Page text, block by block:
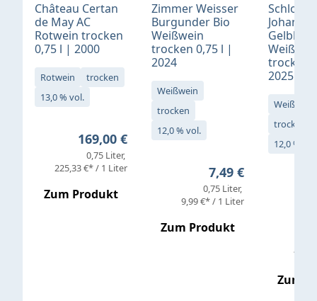
Château Certan
de May AC
Rotwein trocken
0,75 l | 2000
Rotwein
trocken
13,0 % vol.
Regulärer Preis:
169,00 €
0,75 Liter
225,33 €* / 1 Liter
Zum Produkt
Zimmer Weisser
Burgunder Bio
Weißwein
trocken 0,75 l |
2024
Weißwein
trocken
12,0 % vol.
Regulärer Preis:
7,49 €
0,75 Liter
9,99 €* / 1 Liter
Zum Produkt
Schloß
Gelblack
trocken
2025
Weißwein
trocken
12,0 % vol.
Zum